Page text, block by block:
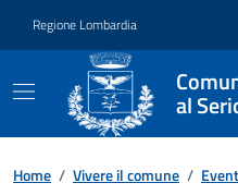
Regione Lombardia
al
Home / Vivere il comune /